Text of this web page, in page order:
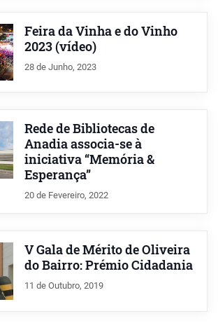
Feira da Vinha e do Vinho
2023 (vídeo)
28 de Junho, 2023
Rede de Bibliotecas de
Anadia associa-se à
iniciativa “Memória &
Esperança”
20 de Fevereiro, 2022
V Gala de Mérito de Oliveira
do Bairro: Prémio Cidadania
11 de Outubro, 2019